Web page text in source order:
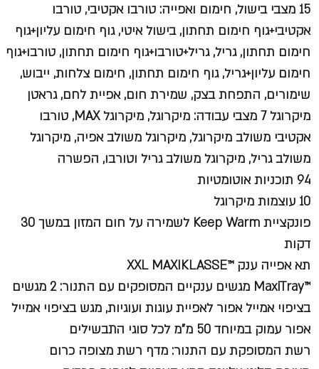
15 מצבי בישול, חימום ואפייה:
טורבו אקטיבי, טורבו
אקטיבי+גוף חימום תחתון, בישול איטי, גוף חימום עליון+גוף
חימום תחתון, גריל, גריל+טורבו+גוף חימום תחתון, טורבו+גוף
חימום עליון+גריל, גוף חימום תחתון, חימום צלחות, ייבוש,
שימורים, התפחת בצק, שמירת חום, אפיית לחם, גראטן
מיקרוגל 7 מצבי עבודה:
מיקרוגל, מיקרוגל MAX, טורבו
אקטיבי משולב מיקרוגל, מיקרוגל משולב אפיה, מיקרוגל
משולב גריל, מיקרוגל משולב גריל וטורבו, הפשרה
94 תוכניות אוטומטיות
10 עוצמות מיקרוגל
פונקציית Keep Warm
לשמירה על חום המזון במשך 30
דקות
תא אפייה ענק ™XXL MAXIKLASSE
™MaxiTray
מגשים ענקיים המסופקים עם התנור: 2 מגשים
בציפוי אמייל אפור לאפיית עוגות ועוגיות, מגש בציפוי אמייל
אפור עמוק במיוחד 50 מ"מ לכל סוגי התבשילים
רשת המסופקת עם התנור: מדף רשת מצופה כרום